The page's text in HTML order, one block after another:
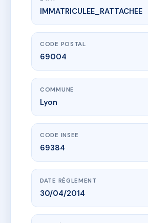
www.vme.plus/AA2076057
PANORAMIC
1 r aime boussange
IMMATRICULEE_RATTACHEE
CODE POSTAL
69004
COMMUNE
Lyon
CODE INSEE
69384
DATE RÈGLEMENT
30/04/2014